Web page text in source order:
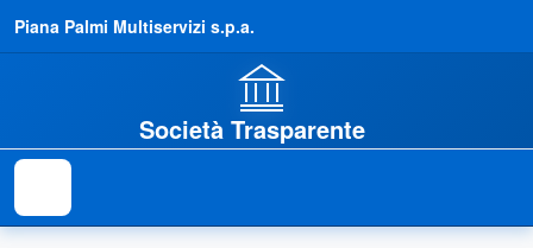
Piana Palmi Multiservizi s.p.a.
Società Trasparente